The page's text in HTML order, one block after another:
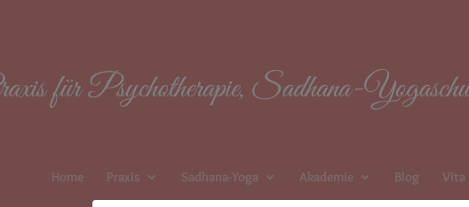
Home Praxis Sadhana-Yoga Akademie Blog Vita